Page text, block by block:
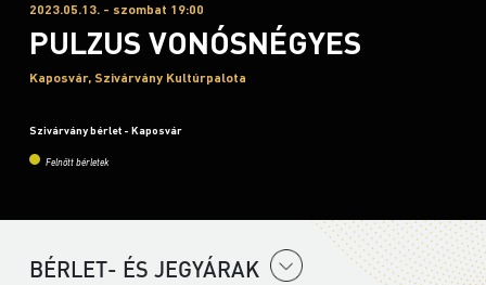
2023.05.13. - szombat 19:00
PULZUS VONÓSNÉGYES
Kaposvár, Szivárvány Kultúrpalota
Szivárvány bérlet - Kaposvár
Felnőtt bérletek
BÉRLET- ÉS JEGYÁRAK